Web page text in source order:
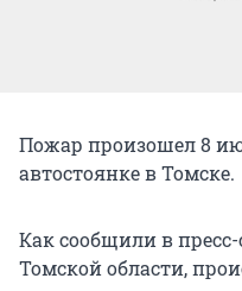
Пожар произошел 8
автостоянке в Томске.
Как сообщили в
Томской области,